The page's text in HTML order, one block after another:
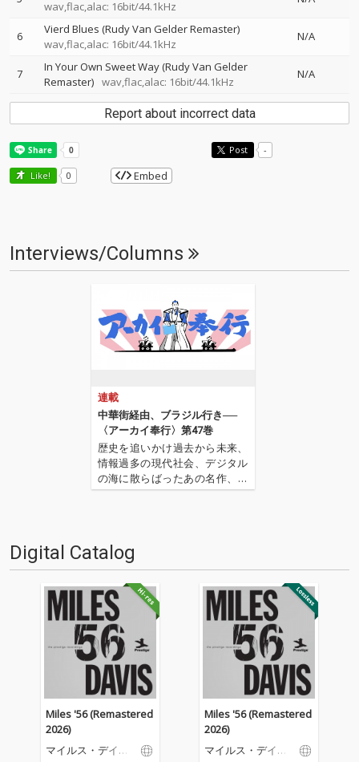
wav,flac,alac: 16bit/44.1kHz
6
Vierd Blues (Rudy Van Gelder Remaster)
wav,flac,alac: 16bit/44.1kHz
N/A
7
In Your Own Sweet Way (Rudy Van Gelder
Remaster) wav,flac,alac: 16bit/44.1kHz
N/A
Report about incorrect data
Post -
Like! 0 Embed
Interviews/Columns
連載
中華街経由、ブラジル行き──
〈アーカイ奉行〉第47巻
歴史を追いかけ過去から未来、
情報過多の現代社会、デジタル
の海に散らばったあの名作、こ
の名作たちをひとつにまとめる
は…'''1.過去作の最新リマスター
音源 2.これまで未配信…
Digital Catalog
Miles '56 (Remastered
2026)
マイルス・デイヴ
Miles '56 (Remastered
2026)
マイルス・デイヴ